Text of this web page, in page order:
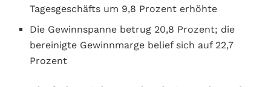
Tagesgeschäfts um 9,8 Prozent erhöhte
Die Gewinnspanne betrug 20,8 Prozent; die
bereinigte Gewinnmarge belief sich auf 22,7
Prozent